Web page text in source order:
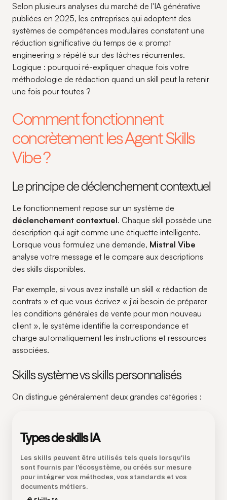
Selon plusieurs analyses du marché de l'IA générative
publiées en 2025, les entreprises qui adoptent des
systèmes de compétences modulaires constatent une
réduction significative du temps de « prompt
engineering » répété sur des tâches récurrentes.
Logique : pourquoi ré-expliquer chaque fois votre
méthodologie de rédaction quand un skill peut la retenir
une fois pour toutes ?
Comment fonctionnent
concrètement les Agent Skills
Vibe ?
Le principe de déclenchement contextuel
Le fonctionnement repose sur un système de
déclenchement contextuel. Chaque skill possède une
description qui agit comme une étiquette intelligente.
Lorsque vous formulez une demande, Mistral Vibe
analyse votre message et le compare aux descriptions
des skills disponibles.
Par exemple, si vous avez installé un skill « rédaction de
contrats » et que vous écrivez « j'ai besoin de préparer
les conditions générales de vente pour mon nouveau
client », le système identifie la correspondance et
charge automatiquement les instructions et ressources
associées.
Skills système vs skills personnalisés
On distingue généralement deux grandes catégories :
Types de skills IA
Les skills peuvent être utilisés tels quels lorsqu’ils
sont fournis par l’écosystème, ou créés sur mesure
pour intégrer vos méthodes, vos standards et vos
documents métiers.